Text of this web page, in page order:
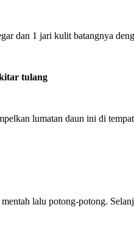
dan 1 jari kulit batangnya
tulang
lumatan daun ini di
lalu potong-potong.